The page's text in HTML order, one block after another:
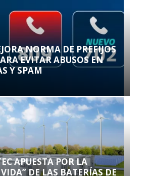
NORMA DE PREFIJOS
EVITAR ABUSOS EN
Y SPAM
APUESTA POR LA
DE LAS BATERÍAS DE